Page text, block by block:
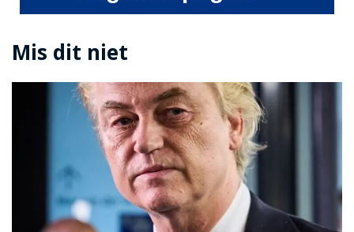
Mis dit niet